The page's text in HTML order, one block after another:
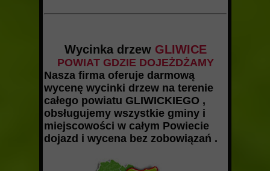
Wycinka drzewGLIWICE
POWIAT GDZIE DOJEŻDŻAMY
Nasza firma oferuje darmową
wycenę wycinki drzew na terenie
całego powiatu GLIWICKIEGO ,
obsługujemy wszystkie gminy i
miejscowości w całym Powiecie
dojazd i wycena bez zobowiązań .